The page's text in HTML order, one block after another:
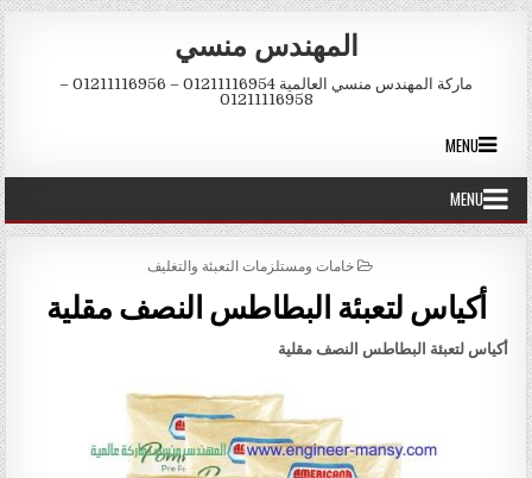
Skip to content
المهندس منسي
ماركة المهندس منسي العالمية 01211116954 – 01211116956 –
01211116958
MENU
MENU
POSTED IN
خامات ومستلزمات التعبئة والتغليف
أكياس لتعبئة البطاطس النصف مقلية
أكياس لتعبئة البطاطس النصف مقلية